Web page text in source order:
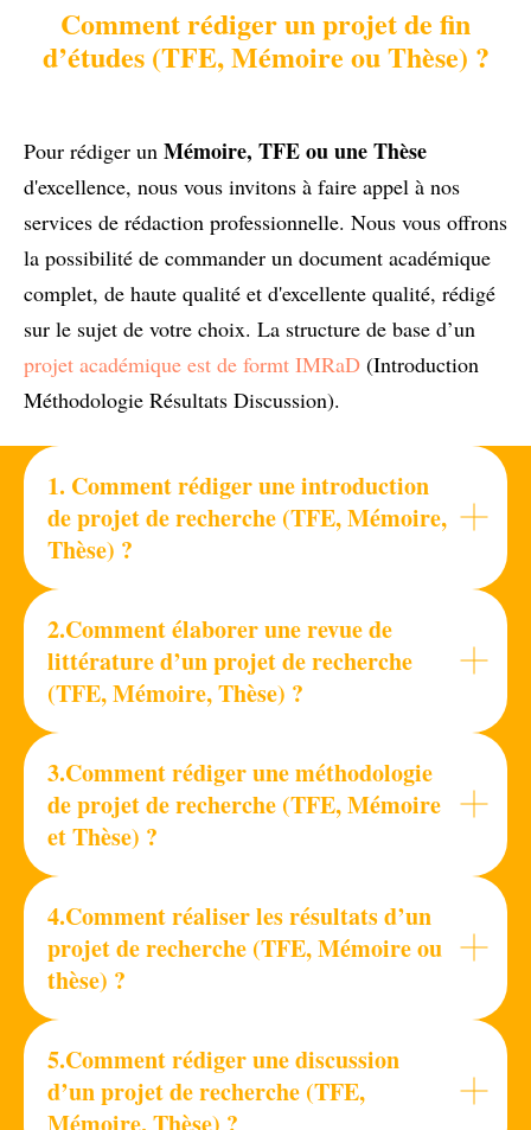
Comment rédiger un projet de fin
d’études (TFE, Mémoire ou Thèse) ?
Pour rédiger un Mémoire, TFE ou une Thèse
d'excellence, nous vous invitons à faire appel à nos
services de rédaction professionnelle. Nous vous offrons
la possibilité de commander un document académique
complet, de haute qualité et d'excellente qualité, rédigé
sur le sujet de votre choix. La structure de base d’un
projet académique est de formt IMRaD (Introduction
Méthodologie Résultats Discussion).
1. Comment rédiger une introduction
de projet de recherche (TFE, Mémoire,
Thèse) ?
2.Comment élaborer une revue de
littérature d’un projet de recherche
(TFE, Mémoire, Thèse) ?
3.Comment rédiger une méthodologie
de projet de recherche (TFE, Mémoire
et Thèse) ?
4.Comment réaliser les résultats d’un
projet de recherche (TFE, Mémoire ou
thèse) ?
5.Comment rédiger une discussion
d’un projet de recherche (TFE,